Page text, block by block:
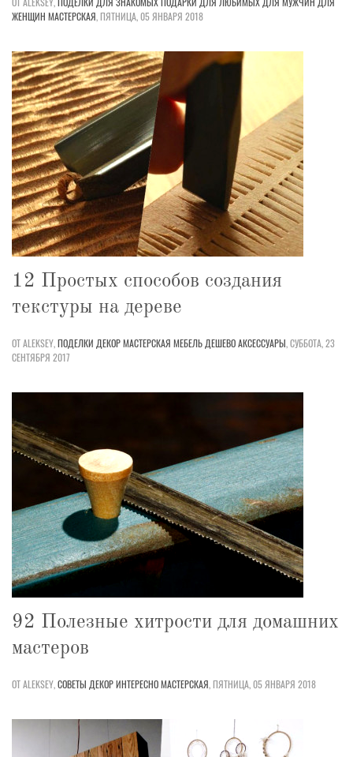
ЖЕНЩИН МАСТЕРСКАЯ,ПЯТНИЦА, 05 ЯНВАРЯ 2018
12 Простых способов создания
текстуры на дереве
ОТ ALEKSEY,ПОДЕЛКИ ДЕКОРМАСТЕРСКАЯ МЕБЕЛЬ ДЕШЕВОАКСЕССУАРЫ,СУББОТА, 23
СЕНТЯБРЯ 2017
92 Полезные хитрости для домашних
мастеров
ОТ ALEKSEY,СОВЕТЫ ДЕКОРИНТЕРЕСНОМАСТЕРСКАЯ,ПЯТНИЦА, 05 ЯНВАРЯ 2018